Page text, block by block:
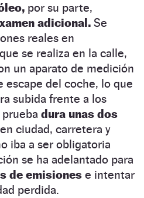
por su parte,
adicional. Se
reales en
se realiza en la calle,
un aparato de medición
escape del coche, lo que
subida frente a los
dura unas dos
ciudad, carretera y
iba a ser obligatoria
se ha adelantado para
de emisiones e intentar
perdida.